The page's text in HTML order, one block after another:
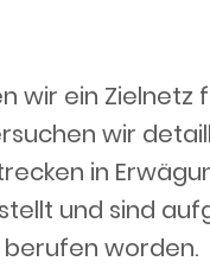
wir ein
wir
in
und sind
berufen worden.